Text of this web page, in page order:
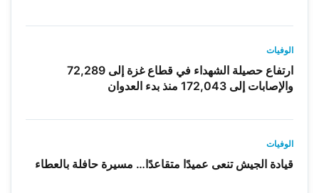
الوفيات
ارتفاع حصيلة الشهداء في قطاع غزة إلى 72,289
والإصابات إلى 172,043 منذ بدء العدوان
الوفيات
قيادة الجيش تنعى عميدًا متقاعدًا… مسيرة حافلة بالعطاء